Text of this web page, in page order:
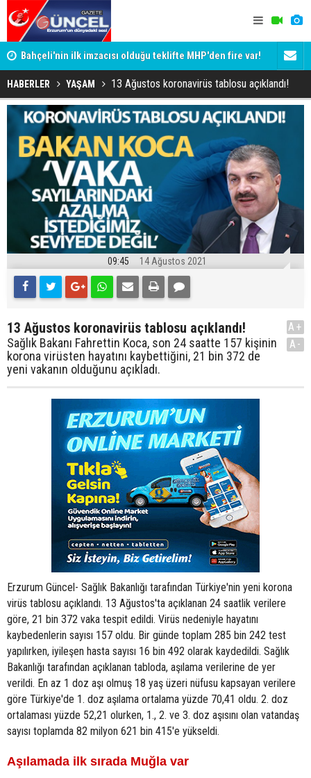
Bahçeli'nin ilk imzacısı olduğu teklifte MHP'den fire var!
İşte imzalamayan o isim
Siyaset-
Altınok ve
HABERLER YAŞAM 13 Ağustos koronavirüs tablosu açıklandı!
09:45 14 Ağustos 2021
13 Ağustos koronavirüs tablosu açıklandı!
Sağlık Bakanı Fahrettin Koca, son 24 saatte 157 kişinin
korona virüsten hayatını kaybettiğini, 21 bin 372 de
yeni vakanın olduğunu açıkladı.
A+
A-
Erzurum Güncel- Sağlık Bakanlığı tarafından Türkiye'nin yeni korona
virüs tablosu açıklandı. 13 Ağustos'ta açıklanan 24 saatlik verilere
göre, 21 bin 372 vaka tespit edildi. Virüs nedeniyle hayatını
kaybedenlerin sayısı 157 oldu. Bir günde toplam 285 bin 242 test
yapılırken, iyileşen hasta sayısı 16 bin 492 olarak kaydedildi. Sağlık
Bakanlığı tarafından açıklanan tabloda, aşılama verilerine de yer
verildi. En az 1 doz aşı olmuş 18 yaş üzeri nüfusu kapsayan verilere
göre Türkiye'de 1. doz aşılama ortalama yüzde 70,41 oldu. 2. doz
ortalaması yüzde 52,21 olurken, 1., 2. ve 3. doz aşısını olan vatandaş
sayısı toplamda 82 milyon 621 bin 415'e yükseldi.
Aşılamada ilk sırada Muğla var